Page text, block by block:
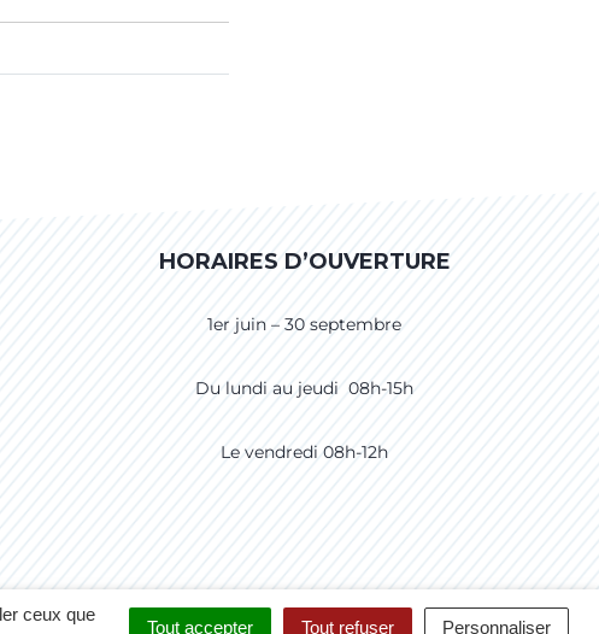
ceux que
Tout accepter Tout refuser Personnaliser
HORAIRES D’OUVERTURE
1er juin – 30 septembre
Du lundi au jeudi 08h-15h
Le vendredi 08h-12h
POLITIQUE DE CONFIDENTIALITÉ